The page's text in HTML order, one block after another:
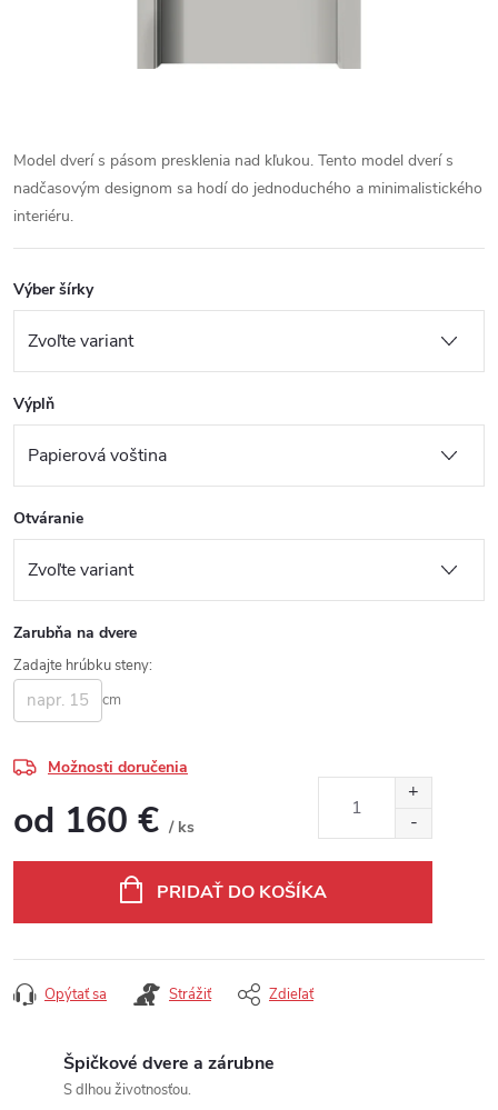
Model dverí s pásom presklenia nad kľukou. Tento model dverí s
nadčasovým designom sa hodí do jednoduchého a minimalistického
interiéru.
Výber šírky
Výplň
Otváranie
Zarubňa na dvere
Zadajte hrúbku steny:
cm
Možnosti doručenia
od 160 € / ks
PRIDAŤ DO KOŠÍKA
Opýtať sa Strážiť Zdieľať
Špičkové dvere a zárubne
S dlhou životnosťou.